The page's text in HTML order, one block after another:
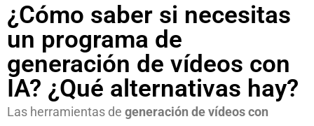
¿Cómo saber si necesitas
un programa de
generación de vídeos con
IA? ¿Qué alternativas hay?
Las herramientas de generación de vídeos con